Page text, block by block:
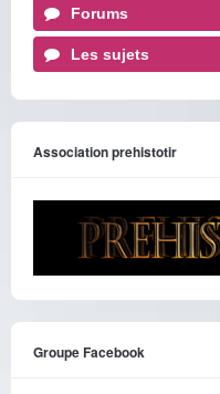
Forums
Les sujets
Association prehistotir
Groupe Facebook